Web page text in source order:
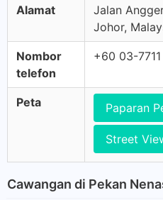
Alamat
Jalan
Johor,
Nombor
telefon
+60 03-
Peta Paparan
Street
Cawangan di Pekan